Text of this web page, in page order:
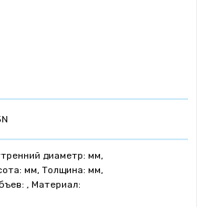
диаметр: мм,
мм, Толщина: мм,
, Материал: